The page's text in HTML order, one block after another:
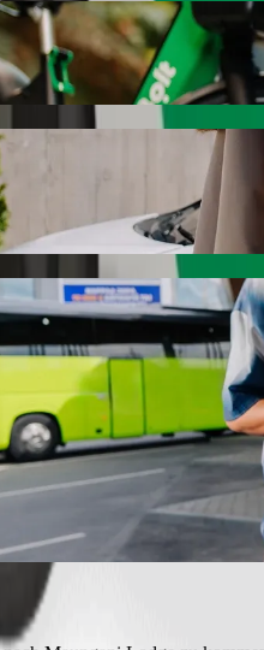
E-Bikes von A nach B
Maungani
wenn du nach dem besten
Fahrzeug für dich.
Sibasa nach
zu 6 Personen.
Premium-Fahrzeuge.
Fahrt mit einem
Fahrten.
Assist-Kategorie bietet
zu einem niedrigeren